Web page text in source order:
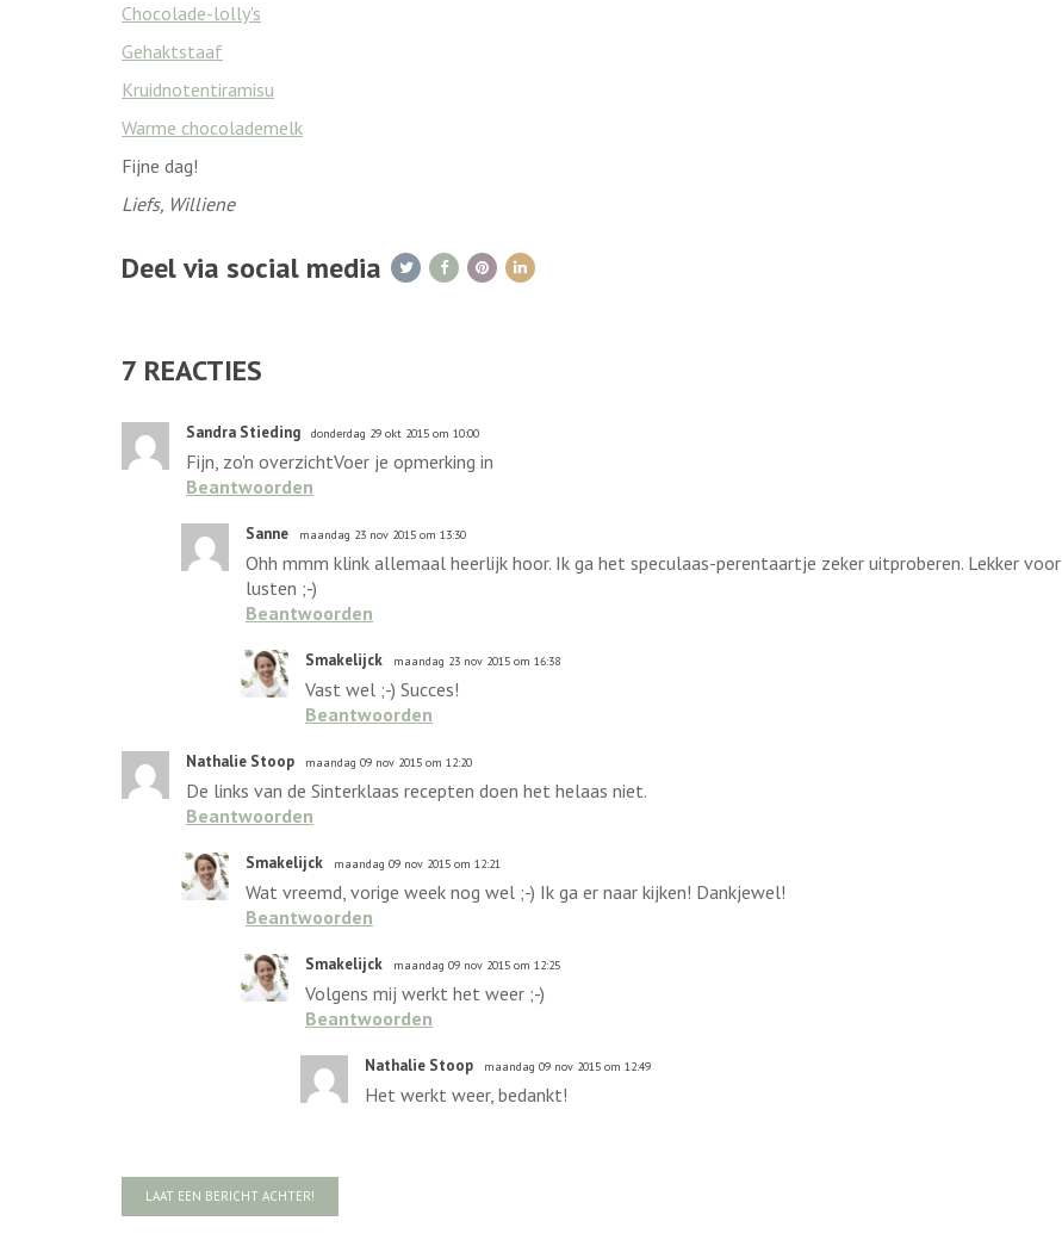
Chocolade-lolly's
Gehaktstaaf
Kruidnotentiramisu
Warme chocolademelk
Fijne dag!
Liefs, Williene
Deel via social media
7 REACTIES
Sandra Stieding donderdag 29 okt 2015 om 10:00
Fijn, zo'n overzichtVoer je opmerking in
Beantwoorden
Sanne maandag 23 nov 2015 om 13:30
Ohh mmm klink allemaal heerlijk hoor. Ik ga het speculaas-perentaartje zeker uitproberen. Lekker voor
lusten ;-)
Beantwoorden
Smakelijck maandag 23 nov 2015 om 16:38
Vast wel ;-) Succes!
Beantwoorden
Nathalie Stoop maandag 09 nov 2015 om 12:20
De links van de Sinterklaas recepten doen het helaas niet.
Beantwoorden
Smakelijck maandag 09 nov 2015 om 12:21
Wat vreemd, vorige week nog wel ;-) Ik ga er naar kijken! Dankjewel!
Beantwoorden
Smakelijck maandag 09 nov 2015 om 12:25
Volgens mij werkt het weer ;-)
Beantwoorden
Nathalie Stoop maandag 09 nov 2015 om 12:49
Het werkt weer, bedankt!
LAAT EEN BERICHT ACHTER!